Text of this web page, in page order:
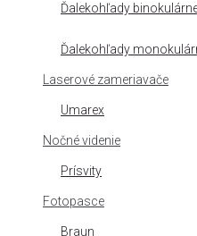
Ďalekohľady
Ďalekohľady
Laserové zameriavače
Umarex
Nočné videnie
Prísvity
Fotopasce
Braun